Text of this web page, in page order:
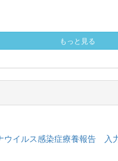
もっと見る
ウイルス感染症療養報告 入